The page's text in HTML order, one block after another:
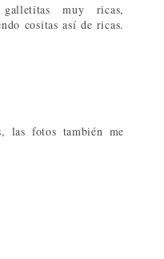
muy ricas,
cositas así de ricas.
las fotos también me